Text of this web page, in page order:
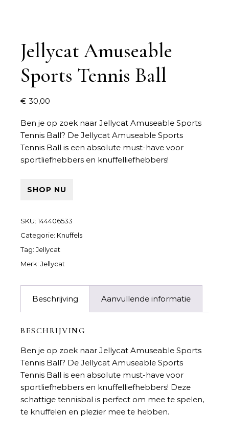
Jellycat Amuseable
Sports Tennis Ball
€ 30,00
Ben je op zoek naar Jellycat Amuseable Sports
Tennis Ball? De Jellycat Amuseable Sports
Tennis Ball is een absolute must-have voor
sportliefhebbers en knuffelliefhebbers!
SHOP NU
SKU:144406533
Categorie: Knuffels
Tag: Jellycat
Merk: Jellycat
Beschrijving Aanvullende informatie
BESCHRIJVING
Ben je op zoek naar Jellycat Amuseable Sports
Tennis Ball? De Jellycat Amuseable Sports
Tennis Ball is een absolute must-have voor
sportliefhebbers en knuffelliefhebbers! Deze
schattige tennisbal is perfect om mee te spelen,
te knuffelen en plezier mee te hebben.